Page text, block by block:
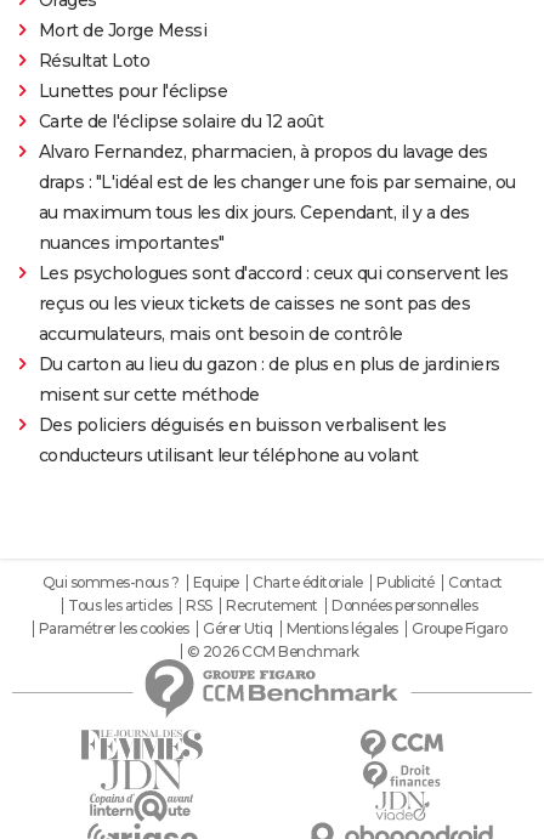
Mort de Jorge Messi
Résultat Loto
Lunettes pour l'éclipse
Carte de l'éclipse solaire du 12 août
Alvaro Fernandez, pharmacien, à propos du lavage des
draps : "L'idéal est de les changer une fois par semaine, ou
au maximum tous les dix jours. Cependant, il y a des
nuances importantes"
Les psychologues sont d'accord : ceux qui conservent les
reçus ou les vieux tickets de caisses ne sont pas des
accumulateurs, mais ont besoin de contrôle
Du carton au lieu du gazon : de plus en plus de jardiniers
misent sur cette méthode
Des policiers déguisés en buisson verbalisent les
conducteurs utilisant leur téléphone au volant
Qui sommes-nous ? Equipe Charte éditoriale Publicité
Contact
Tous les articles
RSS Recrutement
Données personnelles
Paramétrer les cookies
Gérer Utiq Mentions légales
Groupe Figaro
© 2026 CCM Benchmark